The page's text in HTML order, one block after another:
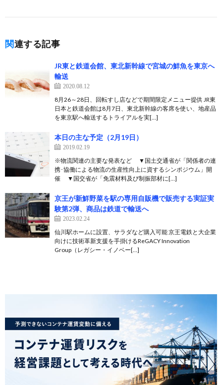
関連する記事
JR東と鉄道会館、東北新幹線で宮城の鮮魚を東京へ
輸送
2020.08.12
8月26～28日、回転すし店などで期間限定メニュー提供 JR東
日本と鉄道会館は8月7日、東北新幹線の客席を使い、地産品
を東京駅へ輸送するトライアルを実[…]
本日の主な予定（2月19日）
2019.02.19
※物流関連の主要な発表など ▼国土交通省が「関係者の連
携･協働による物流の生産性向上に資するシンポジウム」開
催 ▼国交省が「免震材料及び制振部材に[…]
京王が新鮮野菜を駅の専用自販機で販売する実証実
験第2弾、商品は鉄道で輸送へ
2023.02.24
仙川駅ホームに設置、サラダなど購入可能 京王電鉄と大企業
向けに技術革新支援を手掛けるReGACY Innovation
Group（レガシー・イノベー[…]